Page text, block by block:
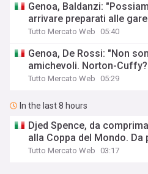
Genoa, Baldanzi:
arrivare preparati alle
Tutto Mercato Web 05:40
Genoa, De Rossi: "Non
amichevoli. Norton-
Tutto Mercato Web 05:29
In the last 8 hours
Djed Spence, da
alla Coppa del Mondo.
Tutto Mercato Web 03:17